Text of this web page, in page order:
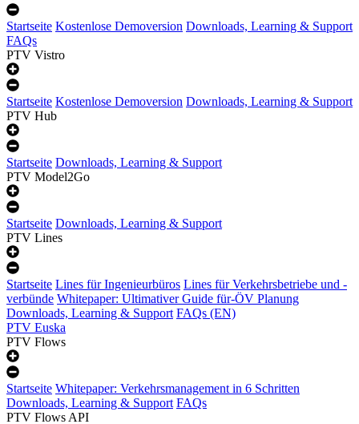
Startseite Kostenlose Demoversion Downloads, Learning & Support
FAQs
PTV Vistro
Startseite Kostenlose Demoversion Downloads, Learning & Support
PTV Hub
Startseite Downloads, Learning & Support
PTV Model2Go
Startseite Downloads, Learning & Support
PTV Lines
Startseite Lines für Ingenieurbüros Lines für Verkehrsbetriebe und -
verbünde Whitepaper: Ultimativer Guide für-ÖV Planung
Downloads, Learning & Support FAQs (EN)
PTV Euska
PTV Flows
Startseite Whitepaper: Verkehrsmanagement in 6 Schritten
Downloads, Learning & Support FAQs
PTV Flows API